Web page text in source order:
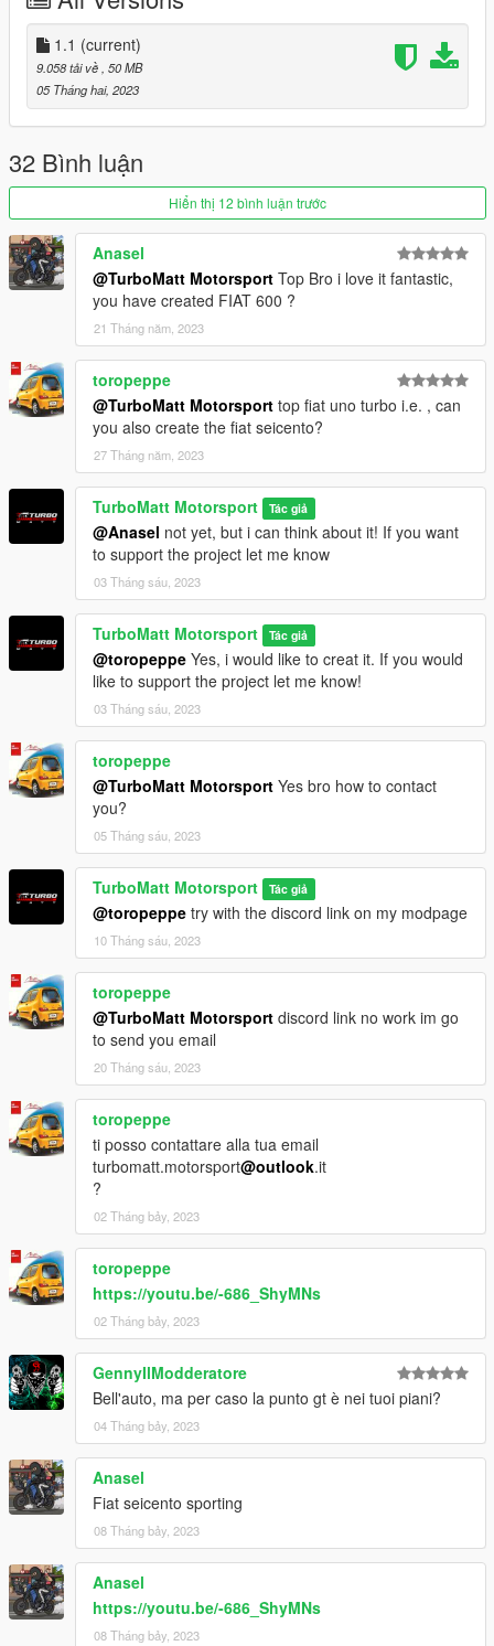
1.1 (current)
9.058 tải về , 50 MB
05 Tháng hai, 2023
32 Bình luận
Hiển thị 12 bình luận trước
Anasel
@TurboMatt Motorsport Top Bro i love it fantastic,
you have created FIAT 600 ?
21 Tháng năm, 2023
toropeppe
@TurboMatt Motorsport top fiat uno turbo i.e. , can
you also create the fiat seicento?
27 Tháng năm, 2023
TurboMatt Motorsport Tác giả
@Anasel not yet, but i can think about it! If you want
to support the project let me know
03 Tháng sáu, 2023
TurboMatt Motorsport Tác giả
@toropeppe Yes, i would like to creat it. If you would
like to support the project let me know!
03 Tháng sáu, 2023
toropeppe
@TurboMatt Motorsport Yes bro how to contact
you?
05 Tháng sáu, 2023
TurboMatt Motorsport Tác giả
@toropeppe try with the discord link on my modpage
10 Tháng sáu, 2023
toropeppe
@TurboMatt Motorsport discord link no work im go
to send you email
20 Tháng sáu, 2023
toropeppe
ti posso contattare alla tua email
turbomatt.motorsport@outlook.it
?
02 Tháng bảy, 2023
toropeppe
https://youtu.be/-686_ShyMNs
02 Tháng bảy, 2023
GennyIlModderatore
Bell'auto, ma per caso la punto gt è nei tuoi piani?
04 Tháng bảy, 2023
Anasel
Fiat seicento sporting
08 Tháng bảy, 2023
Anasel
https://youtu.be/-686_ShyMNs
08 Tháng bảy, 2023